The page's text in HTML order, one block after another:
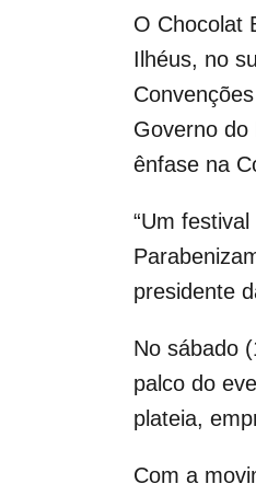
O Chocolat
Ilhéus, no
Governo do
ênfase na
“Um
presidente
No sábado
palco do
plateia,
Com a